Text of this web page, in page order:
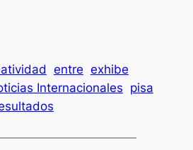
entre exhibe
Internacionales
pisa